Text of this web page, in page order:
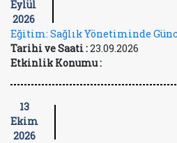
Eylül
2026
Eğitim: Sağlık Yönetiminde
Tarihi ve Saati :23.09.2026
Etkinlik Konumu :
13
Ekim
2026